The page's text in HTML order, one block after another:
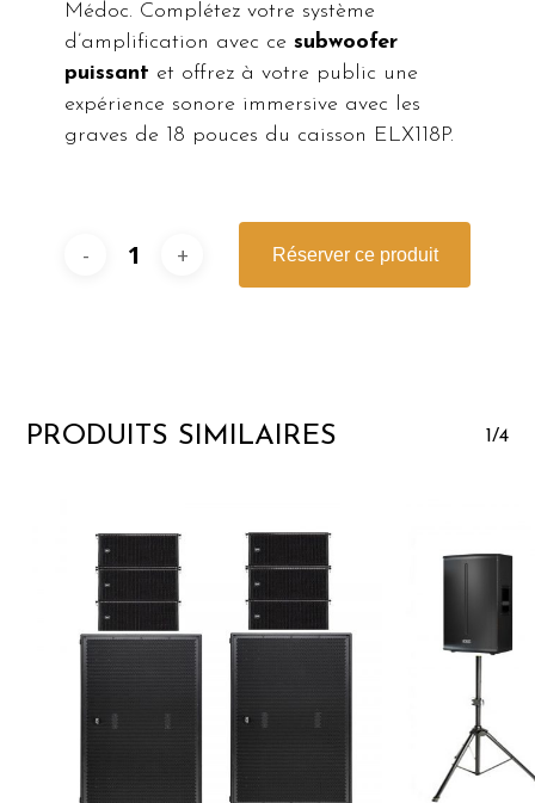
Médoc. Complétez votre système
d’amplification avec cesubwoofer
puissant et offrez à votre public une
expérience sonore immersive avec les
graves de 18 pouces du caisson ELX118P.
Réserver ce produit
PRODUITS SIMILAIRES 1/4